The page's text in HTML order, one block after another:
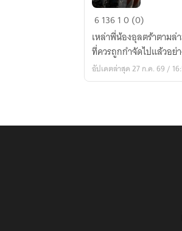
[fanfiction]
Ultra
Brothers
&
Pacific
613610 (0)
เหล่าพี่น้องอุลตร้าตามล่
ที่ควรถูกกำจัดไปแล้วอย่
อัปเดตล่าสุด 27 ก.ค. 69 /